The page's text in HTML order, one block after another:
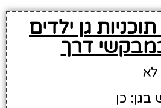
גן ילדים
דרך
כן